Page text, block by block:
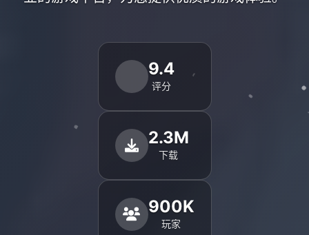
9.4
评分
2.3M
下载
900K
玩家